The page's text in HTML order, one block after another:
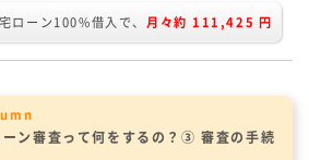
感じられるリビングイン階段の間取
り。LDKは広々19.25帖あり、カウ
ローン100%借入で、 月々約 111,425 円
ーン審査って何をするの？③ 審査の手続